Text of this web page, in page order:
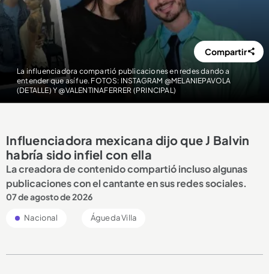
La influenciadora compartió publicaciones en redes dando a
entender que así fue. FOTOS: INSTAGRAM @MELANIEPAVOLA
(DETALLE) Y @VALENTINAFERRER (PRINCIPAL)
Compartir
Influenciadora mexicana dijo que J Balvin
habría sido infiel con ella
La creadora de contenido compartió incluso algunas
publicaciones con el cantante en sus redes sociales.
07 de agosto de 2026
Nacional Águeda Villa